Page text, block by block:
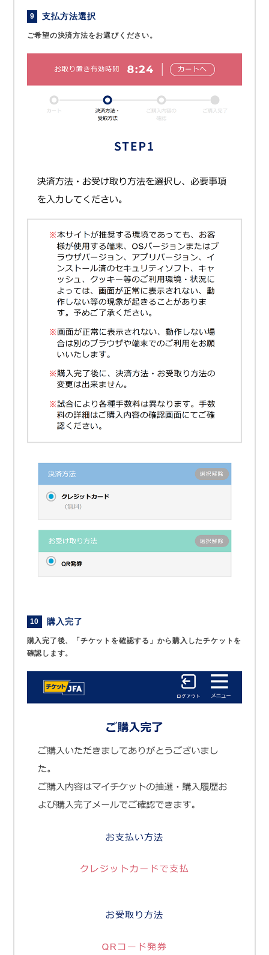
9 支払方法選択
ご希望の決済方法をお選びください。
10 購入完了
購入完了後、「チケットを確認する」から購入したチケットを
確認します。